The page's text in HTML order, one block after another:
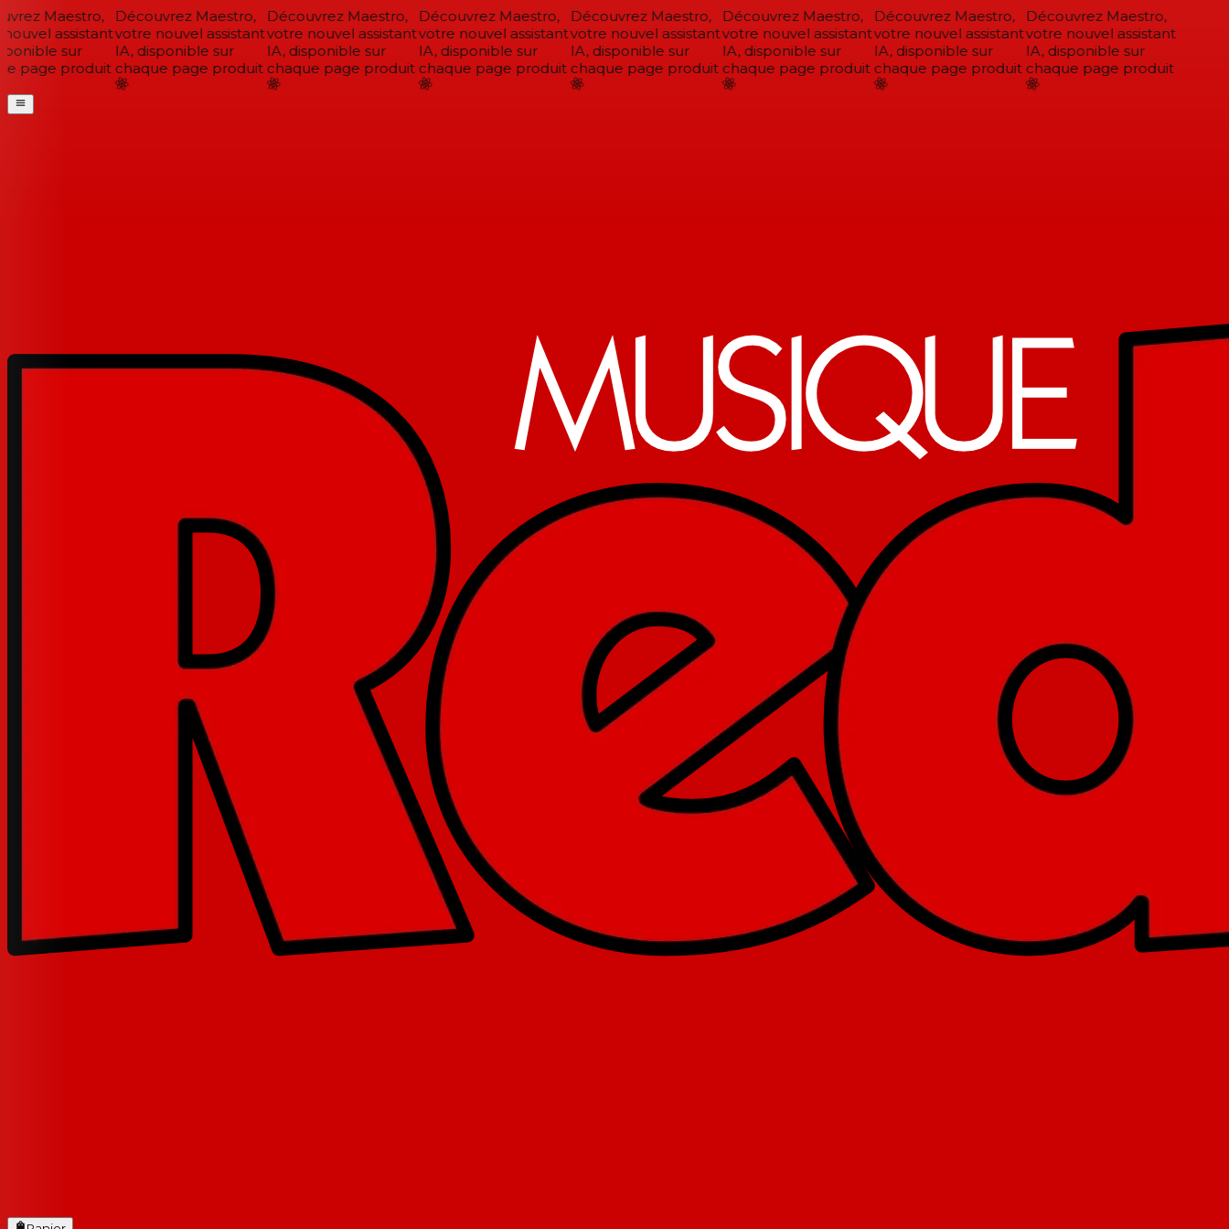
Maestro,
assistant
sur
page produit
Découvrez Maestro,
votre nouvel assistant
IA, disponible sur
chaque page produit
Découvrez Maestro,
votre nouvel assistant
IA, disponible sur
chaque page produit
Découvrez Maestro,
votre nouvel assistant
IA, disponible sur
chaque page produit
Découvrez Maestro,
votre nouvel assistant
IA, disponible sur
chaque page produit
Découvrez Maestro,
votre nouvel assistant
IA, disponible sur
chaque page produit
Découvrez Maestro,
votre nouvel assistant
IA, disponible sur
chaque page produit
Découvrez Maestro,
votre nouvel assistant
IA, disponible sur
chaque page produit